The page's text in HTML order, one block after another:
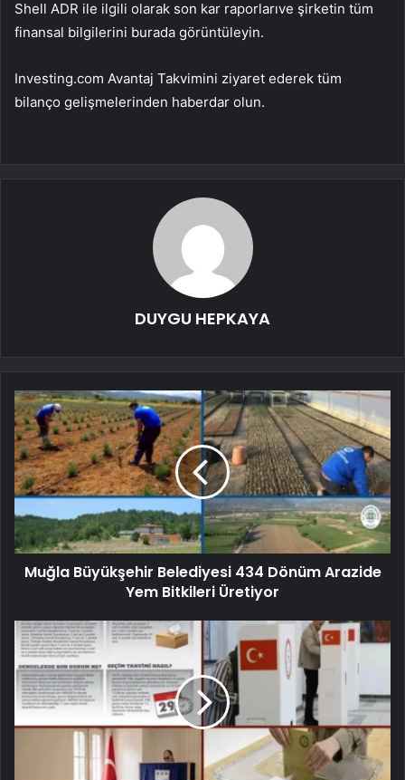
Shell ADR ile ilgili olarak son kar raporlarıve şirketin tüm
finansal bilgilerini burada görüntüleyin.
Investing.com Avantaj Takvimini ziyaret ederek tüm
bilanço gelişmelerinden haberdar olun.
DUYGU HEPKAYA
Muğla Büyükşehir Belediyesi 434 Dönüm Arazide
Yem Bitkileri Üretiyor